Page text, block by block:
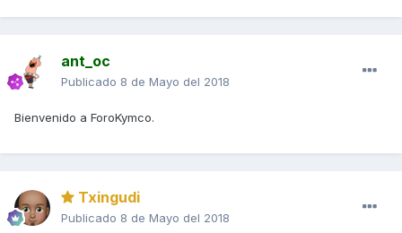
ant_oc
Publicado 8 de Mayo del 2018
Bienvenido a ForoKymco.
Txingudi
Publicado 8 de Mayo del 2018